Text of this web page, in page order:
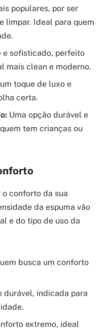
populares, por ser
limpar. Ideal para quem
e sofisticado, perfeito
mais clean e moderno.
toque de luxo e
certa.
Uma opção durável e
tem crianças ou
o conforto da sua
da espuma vão
e do tipo de uso da
busca um conforto
durável, indicada para
extremo, ideal